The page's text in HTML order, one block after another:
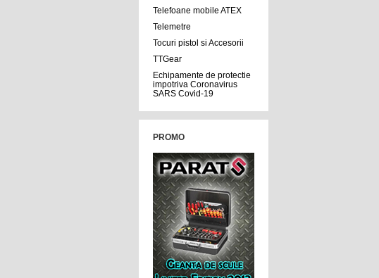
Telefoane mobile ATEX
Telemetre
Tocuri pistol si Accesorii
TTGear
Echipamente de protectie
impotriva Coronavirus
SARS Covid-19
PROMO